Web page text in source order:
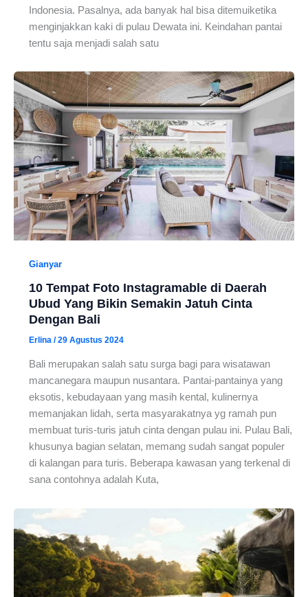
Indonesia. Pasalnya, ada banyak hal bisa ditemuiketika
menginjakkan kaki di pulau Dewata ini. Keindahan pantai
tentu saja menjadi salah satu
Gianyar
10 Tempat Foto Instagramable di Daerah
Ubud Yang Bikin Semakin Jatuh Cinta
Dengan Bali
Erlina /29 Agustus 2024
Bali merupakan salah satu surga bagi para wisatawan
mancanegara maupun nusantara. Pantai-pantainya yang
eksotis, kebudayaan yang masih kental, kulinernya
memanjakan lidah, serta masyarakatnya yg ramah pun
membuat turis-turis jatuh cinta dengan pulau ini. Pulau Bali,
khusunya bagian selatan, memang sudah sangat populer
di kalangan para turis. Beberapa kawasan yang terkenal di
sana contohnya adalah Kuta,